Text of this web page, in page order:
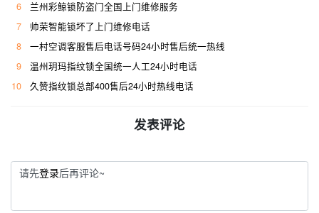
6
兰州彩鲸锁防盗门全国上门维修服务
7
帅荣智能锁坏了上门维修电话
8
一村空调客服售后电话号码24小时售后统一热线
9
温州玥玛指纹锁全国统一人工24小时电话
10
久赞指纹锁总部400售后24小时热线电话
发表评论
请先登录后再评论~